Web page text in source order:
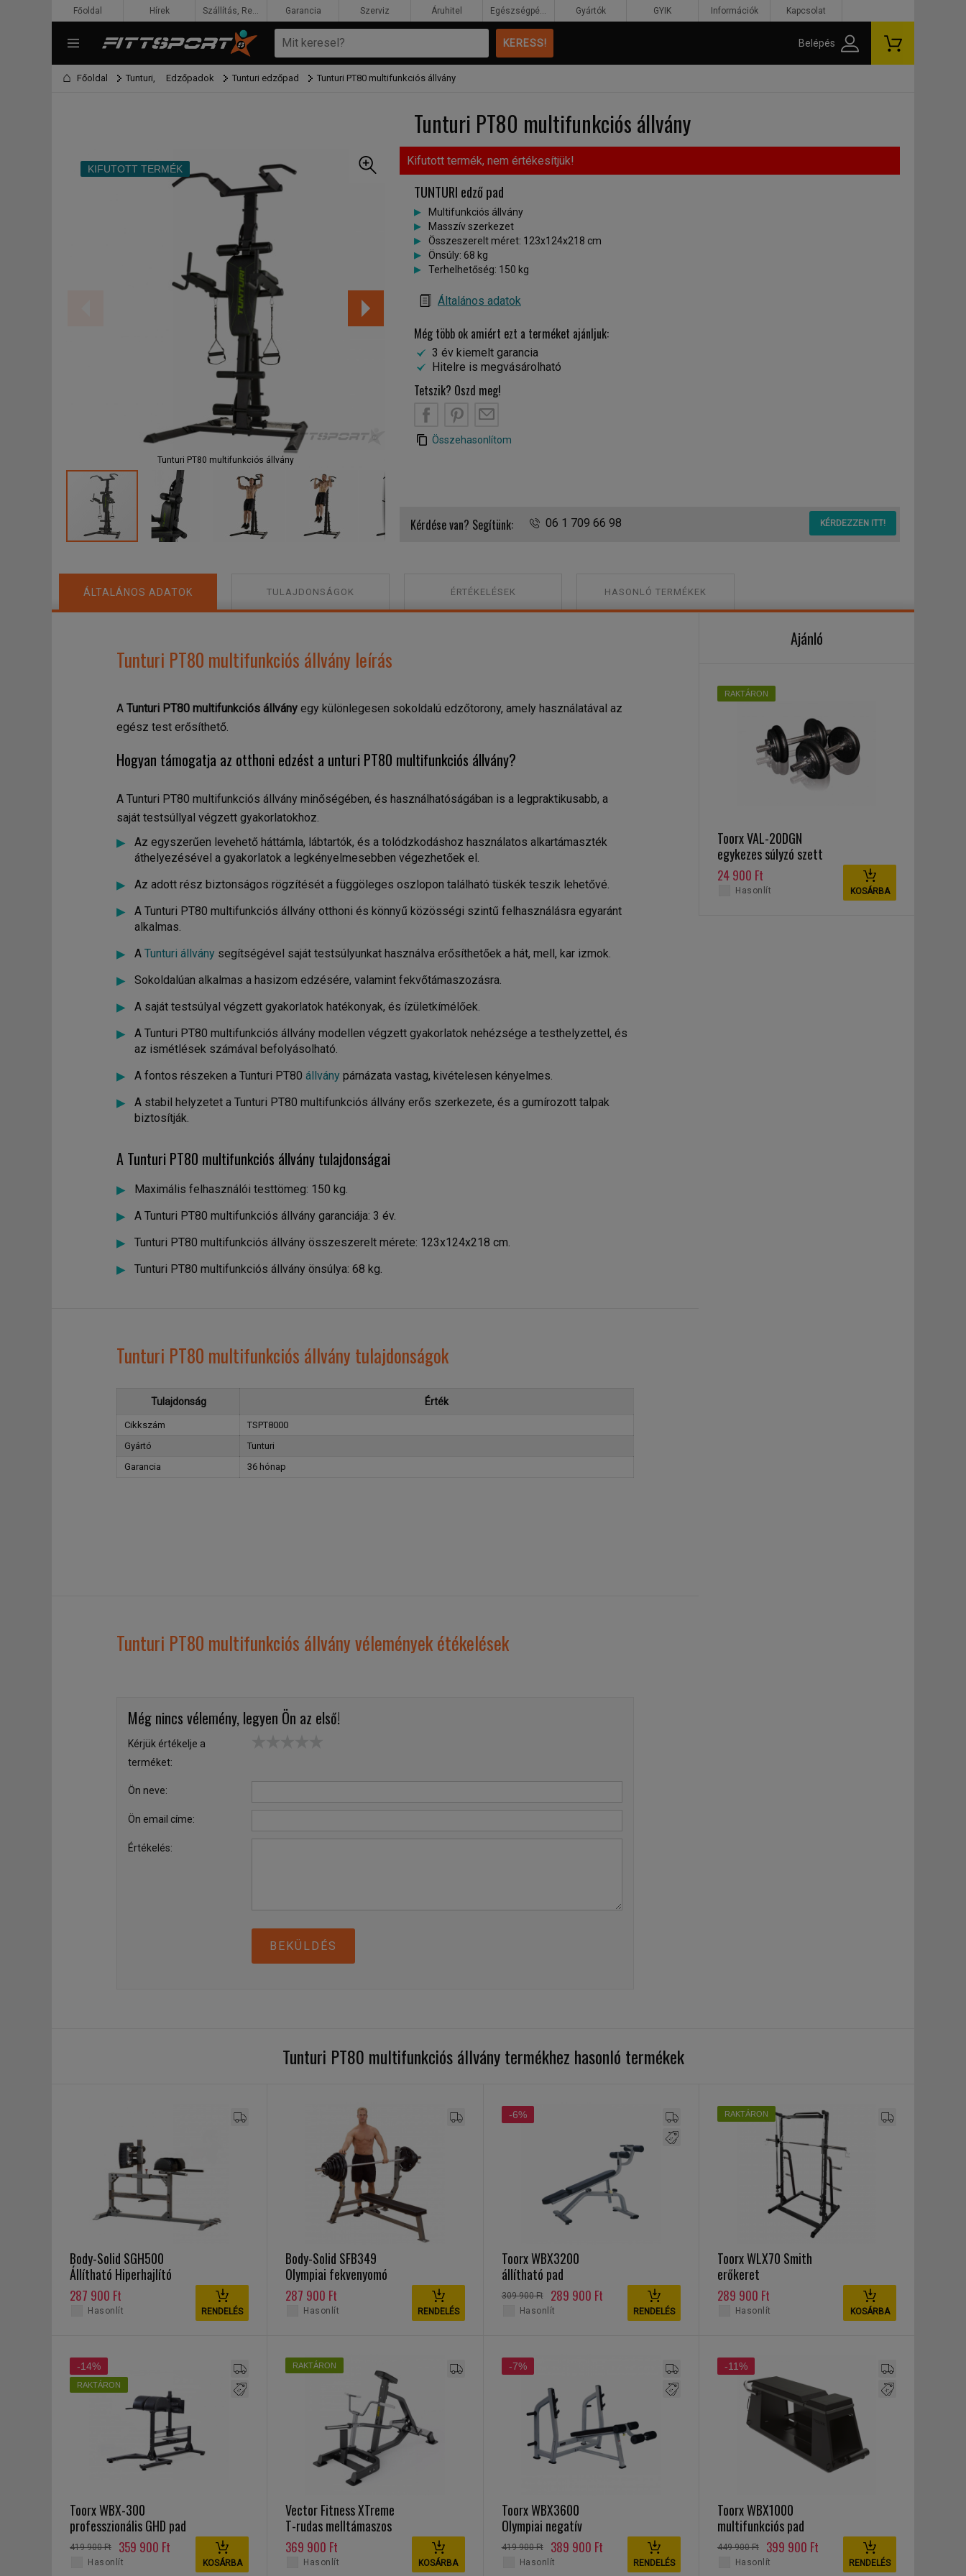
Főoldal Tunturi, Edzőpadok Tunturi edzőpad Tunturi PT80 multifunkciós állvány
Tunturi PT80 multifunkciós állvány
Kifutott termék, nem értékesítjük!
KIFUTOTT TERMÉK
Tunturi PT80 multifunkciós állvány
TUNTURI edző pad
Multifunkciós állvány
Masszív szerkezet
Összeszerelt méret: 123x124x218 cm
Önsúly: 68 kg
Terhelhetőség: 150 kg
Általános adatok
Még több ok amiért ezt a terméket ajánljuk:
3 év kiemelt garancia
Hitelre is megvásárolható
Tetszik? Oszd meg!
Összehasonlítom
Kérdése van? Segítünk: 06 1 709 66 98 KÉRDEZZEN ITT!
ÁLTALÁNOS ADATOK TULAJDONSÁGOK ÉRTÉKELÉSEK HASONLÓ TERMÉKEK
Tunturi PT80 multifunkciós állvány leírás
A Tunturi PT80 multifunkciós állvány egy különlegesen sokoldalú edzőtorony, amely használatával az
egész test erősíthető.
Hogyan támogatja az otthoni edzést a unturi PT80 multifunkciós állvány?
A Tunturi PT80 multifunkciós állvány minőségében, és használhatóságában is a legpraktikusabb, a
saját testsúllyal végzett gyakorlatokhoz.
Az egyszerűen levehető háttámla, lábtartók, és a tolódzkodáshoz használatos alkartámaszték
áthelyezésével a gyakorlatok a legkényelmesebben végezhetőek el.
Az adott rész biztonságos rögzítését a függöleges oszlopon található tüskék teszik lehetővé.
A Tunturi PT80 multifunkciós állvány otthoni és könnyű közösségi szintű felhasználásra egyaránt
alkalmas.
A Tunturi állvány segítségével saját testsúlyunkat használva erősíthetőek a hát, mell, kar izmok.
Sokoldalúan alkalmas a hasizom edzésére, valamint fekvőtámaszozásra.
A saját testsúlyal végzett gyakorlatok hatékonyak, és ízületkímélőek.
A Tunturi PT80 multifunkciós állvány modellen végzett gyakorlatok nehézsége a testhelyzettel, és
az ismétlések számával befolyásolható.
A fontos részeken a Tunturi PT80 állvány párnázata vastag, kivételesen kényelmes.
A stabil helyzetet a Tunturi PT80 multifunkciós állvány erős szerkezete, és a gumírozott talpak
biztosítják.
A Tunturi PT80 multifunkciós állvány tulajdonságai
Maximális felhasználói testtömeg: 150 kg.
A Tunturi PT80 multifunkciós állvány garanciája: 3 év.
Tunturi PT80 multifunkciós állvány összeszerelt mérete: 123x124x218 cm.
Tunturi PT80 multifunkciós állvány önsúlya: 68 kg.
Tunturi PT80 multifunkciós állvány tulajdonságok
Tulajdonság Érték
Cikkszám
TSPT8000
Gyártó
Tunturi
Garancia
36 hónap
Tunturi PT80 multifunkciós állvány vélemények étékelések
Még nincs vélemény, legyen Ön az első!
Kérjük értékelje a
terméket:
Ön neve:
Ön email címe:
Értékelés:
BEKÜLDÉS
Ajánló
RAKTÁRON
Toorx VAL-20DGN
egykezes súlyzó szett
20 kg
24 900 Ft
KOSÁRBA
Hasonlít
Tunturi PT80 multifunkciós állvány termékhez hasonló termékek
Body-Solid SGH500
Állítható Hiperhajlító
pad
287 900 Ft
RENDELÉS
Hasonlít
Body-Solid SFB349
Olympiai fekvenyomó
pad
287 900 Ft
RENDELÉS
Hasonlít
-6%
Toorx WBX3200
állítható pad
309 900 Ft 289 900 Ft
RENDELÉS
Hasonlít
RAKTÁRON
Toorx WLX70 Smith
erőkeret
289 900 Ft
KOSÁRBA
Hasonlít
-14%
RAKTÁRON
Toorx WBX-300
professzionális GHD pad
419 900 Ft 359 900 Ft
KOSÁRBA
Hasonlít
RAKTÁRON
Vector Fitness XTreme
T-rudas melltámaszos
evezőgép
369 900 Ft
KOSÁRBA
Hasonlít
-7%
Toorx WBX3600
Olympiai negatív
fekvenyomó pad
419 900 Ft 389 900 Ft
RENDELÉS
Hasonlít
-11%
Toorx WBX1000
multifunkciós pad
449 900 Ft 399 900 Ft
RENDELÉS
Hasonlít
Főoldal Hírek Szállítás, Rendelés, Fizetés Garancia Szerviz Áruhitel Egészségpénztár Gyártók GYIK Információk Kapcsolat
Belépés